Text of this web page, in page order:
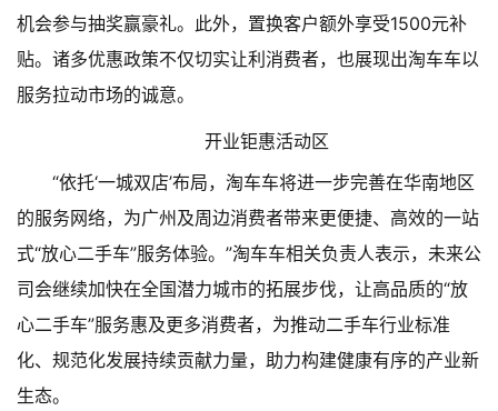
机会参与抽奖赢豪礼。此外，置换客户额外享受1500元补
贴。诸多优惠政策不仅切实让利消费者，也展现出淘车车以
服务拉动市场的诚意。
开业钜惠活动区
“依托‘一城双店’布局，淘车车将进一步完善在华南地区
的服务网络，为广州及周边消费者带来更便捷、高效的一站
式“放心二手车”服务体验。”淘车车相关负责人表示，未来公
司会继续加快在全国潜力城市的拓展步伐，让高品质的“放
心二手车”服务惠及更多消费者，为推动二手车行业标准
化、规范化发展持续贡献力量，助力构建健康有序的产业新
生态。